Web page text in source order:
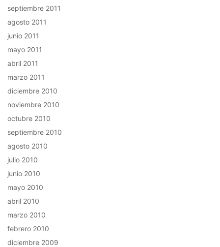
septiembre 2011
agosto 2011
junio 2011
mayo 2011
abril 2011
marzo 2011
diciembre 2010
noviembre 2010
octubre 2010
septiembre 2010
agosto 2010
julio 2010
junio 2010
mayo 2010
abril 2010
marzo 2010
febrero 2010
diciembre 2009